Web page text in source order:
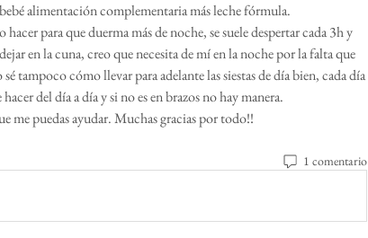
alimentación complementaria más leche fórmula.
para que duerma más de noche, se suele despertar cada 3h y
en la cuna, creo que necesita de mí en la noche por la falta que
tampoco cómo llevar para adelante las siestas de día bien, cada día
del día a día y si no es en brazos no hay manera.
me puedas ayudar. Muchas gracias por todo!!
1 comentario